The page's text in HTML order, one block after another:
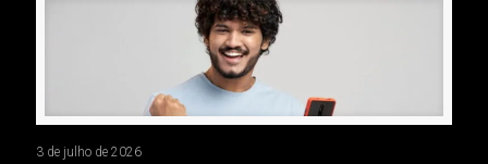
3 de julho de 2026